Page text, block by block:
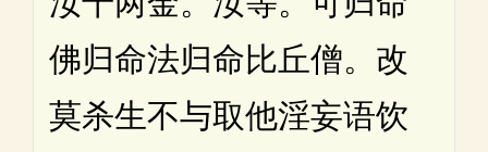
佛归命法归命比丘僧。改
莫杀生不与取他淫妄语饮